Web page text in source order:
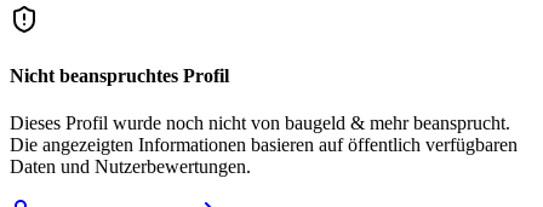
Nicht beanspruchtes Profil
Dieses Profil wurde noch nicht von baugeld & mehrbeansprucht.
Die angezeigten Informationen basieren auf öffentlich verfügbaren
Daten und Nutzerbewertungen.